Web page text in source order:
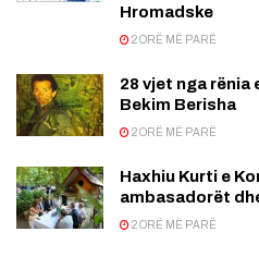
Hromadske
2 ORË MË PARË
28 vjet nga
Bekim Berisha
2 ORË MË PARË
Haxhiu Kurti e
ambasadorët
2 ORË MË PARË